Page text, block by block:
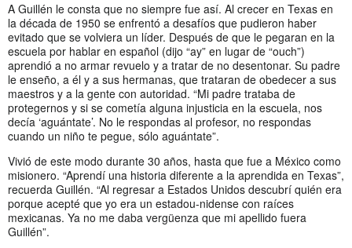
A Guillén le consta que no siempre fue así. Al crecer en Texas en
la década de 1950 se enfrentó a desafíos que pudieron haber
evitado que se volviera un líder. Después de que le pegaran en la
escuela por hablar en español (dijo “ay” en lugar de “ouch”)
aprendió a no armar revuelo y a tratar de no desentonar. Su padre
le enseño, a él y a sus hermanas, que trataran de obedecer a sus
maestros y a la gente con autoridad. “Mi padre trataba de
protegernos y si se cometía alguna injusticia en la escuela, nos
decía ‘aguántate’. No le respondas al profesor, no respondas
cuando un niño te pegue, sólo aguántate”.
Vivió de este modo durante 30 años, hasta que fue a México como
misionero. “Aprendí una historia diferente a la aprendida en Texas”,
recuerda Guillén. “Al regresar a Estados Unidos descubrí quién era
porque acepté que yo era un estadou-nidense con raíces
mexicanas. Ya no me daba vergüenza que mi apellido fuera
Guillén”.